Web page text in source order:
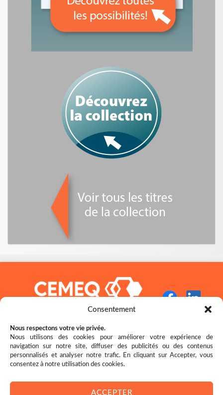
Consentement
Nous respectons votre vie privée.
Nous utilisons des cookies pour améliorer votre expérience de
navigation sur notre site, diffuser des publicités ou des contenus
personnalisés et analyser notre trafic. En cliquant sur Accepter, vous
consentez à notre utilisation des cookies.
ACCEPTER
Restez bien au fait des nouveautés!